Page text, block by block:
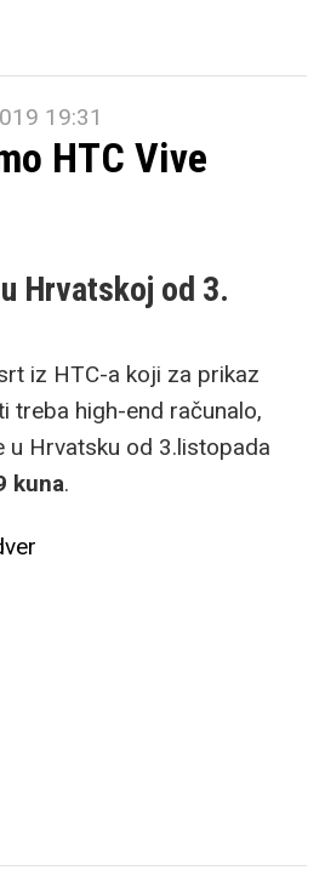
19:31
HTC Vive
Hrvatskoj od 3.
iz HTC-a koji za prikaz
treba high-end računalo,
u Hrvatsku od 3.listopada
kuna.